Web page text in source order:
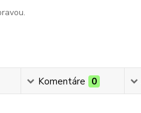
Komentáre 0